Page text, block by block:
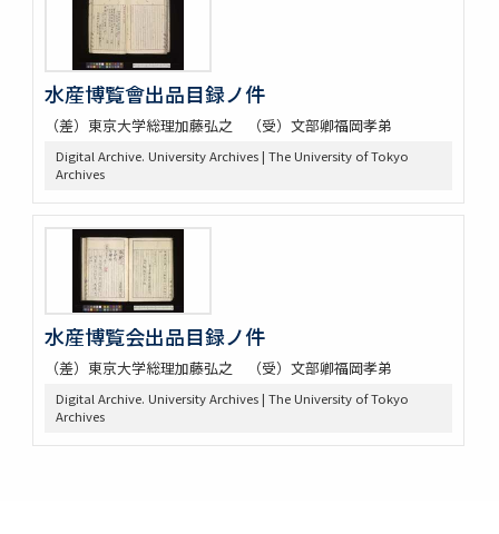
水産博覧會出品目録ノ件
（差）東京大学総理加藤弘之 （受）文部卿福岡孝弟
Digital Archive. University Archives | The University of Tokyo
Archives
水産博覧会出品目録ノ件
（差）東京大学総理加藤弘之 （受）文部卿福岡孝弟
Digital Archive. University Archives | The University of Tokyo
Archives